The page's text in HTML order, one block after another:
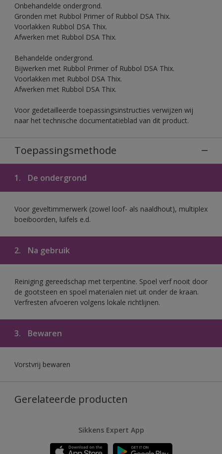
Onbehandelde ondergrond.
Gronden met Rubbol Primer of Rubbol DSA Thix.
Voorlakken Rubbol DSA Thix.
Afwerken met Rubbol DSA Thix.
Behandelde ondergrond.
Bijwerken met Rubbol Primer of Rubbol DSA Thix.
Voorlakken met Rubbol DSA Thix.
Afwerken met Rubbol DSA Thix.
Voor gedetailleerde toepassingsinstructies verwijzen wij
naar het technische documentatieblad van dit product.
Toepassingsmethode
1. De ondergrond
Voor geveltimmerwerk (zowel loof- als naaldhout), multiplex
boeiboorden, luifels e.d.
2. Na gebruik
Reiniging gereedschap met terpentine. Spoel verf nooit door
de gootsteen en spoel materialen niet uit onder de kraan.
Verfresten afvoeren volgens lokale richtlijnen.
3. Bewaren
Vorstvrij bewaren
Gerelateerde producten
Sikkens Expert App